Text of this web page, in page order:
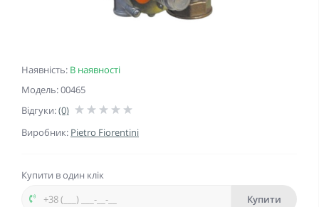
Наявність: В наявності
Модель: 00465
Відгуки:(0)
Виробник: Pietro Fiorentini
Купити в один клік
Купити